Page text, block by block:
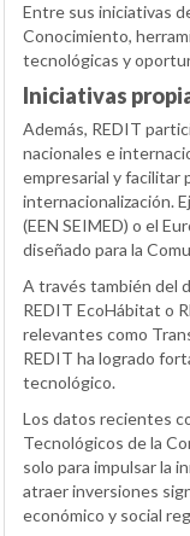
Entre sus iniciativas
Conocimiento,
tecnológicas y
Iniciativas
Además, REDIT
nacionales e
empresarial y facilitar
internacionalización.
(EEN SEIMED) o el
diseñado para la
A través también del
REDIT EcoHábitat o
relevantes como
REDIT ha logrado
tecnológico.
Los datos recientes
Tecnológicos de la
solo para impulsar la
atraer inversiones
económico y social